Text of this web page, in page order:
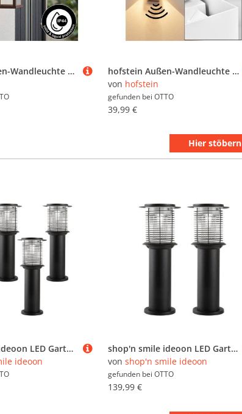
hofstein Außen-Wandleuchte Außenwandlampe mit Bewegungsmelder aus Metall/Glas in Rost/Klar, ohne Leuchtmittel, Leuchte im Industrial-Design für Garten/Terrasse/Hof, 1 x E27, IP44
hofstein Außen-Wandleuchte Außenwandlampe mit Bewegungsmelder aus Metall/Kunststoff in Weiß/Klar, moderne Leuchte mit Up&Down-Lichteffekt für Garten/Terrasse/Hof, IP54
von hofstein
gefunden bei OTTO
39,99 €
Hier stöbern
shop'n smile ideoon LED Gartenleuchte Solar Gartenlampe LED Wegeleuchte UV Insektenschutz deckt 50-100 m², LED fest integriert, Deckt 50–100 m² ab, UV Insektenschutz 15lm, IP44, 25x60 cm
ideoon
shop'n smile ideoon LED Gartenleuchte Solar Gartenlampe LED Wegeleuchte UV Insektenschutz deckt 50-100 m², LED fest integriert, Deckt 50–100 m² ab, UV Insektenschutz 15lm, IP44, 25x60 cm
von shop'n smile ideoon
gefunden bei OTTO
139,99 €